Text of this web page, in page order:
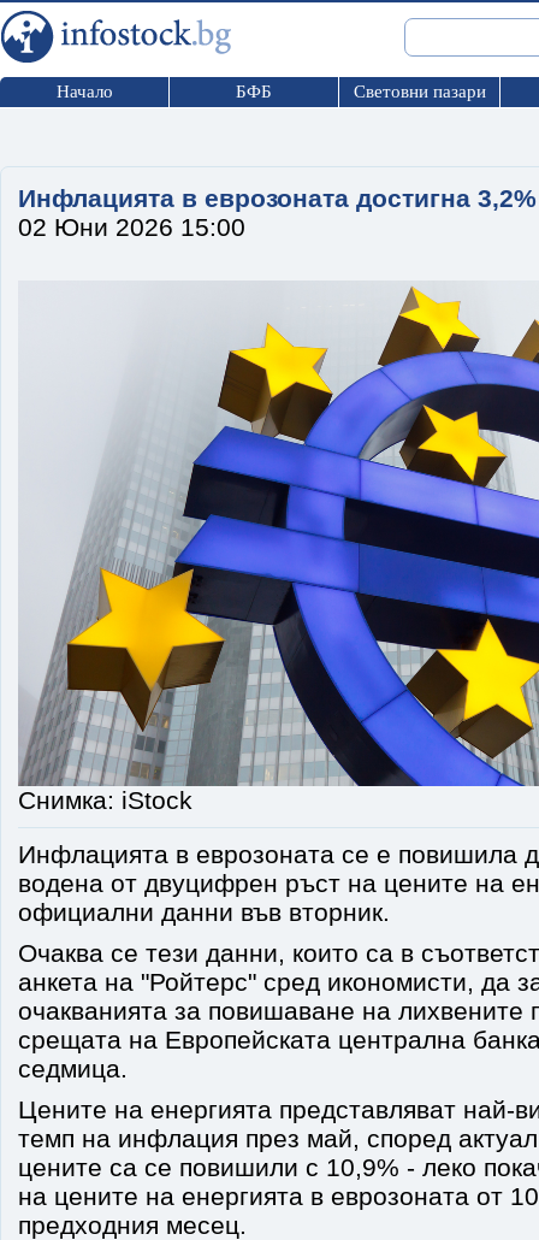
Начало БФБ Световни пазари
Инфлацията в еврозоната достигна
02 Юни 2026 15:00
Снимка: iStock
Инфлацията в еврозоната се е повишила
водена от двуцифрен ръст на цените на
официални данни във вторник.
Очаква се тези данни, които са в
анкета на "Ройтерс" сред икономисти, да
очакванията за повишаване на лихвените
срещата на Европейската централна
седмица.
Цените на енергията представляват най-
темп на инфлация през май, според
цените са се повишили с 10,9% - леко
на цените на енергията в еврозоната от
предходния месец.